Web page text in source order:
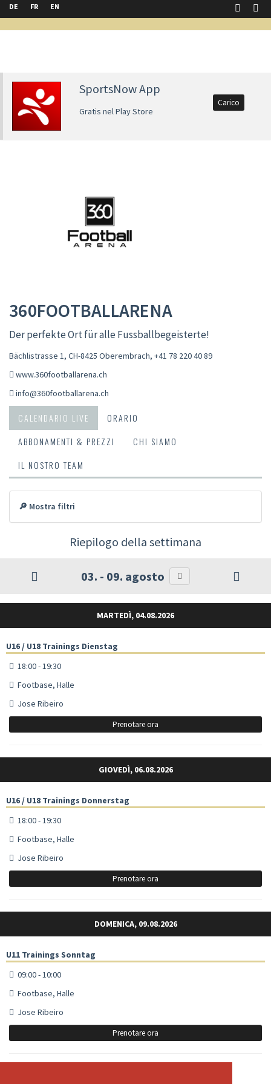
DE FR EN
SportsNow App
Gratis nel Play Store
Carico
360FOOTBALLARENA
Der perfekte Ort für alle Fussballbegeisterte!
Bächlistrasse 1, CH-8425 Oberembrach, +41 78 220 40 89
www.360footballarena.ch
info@360footballarena.ch
CALENDARIO LIVE
ORARIO
ABBONAMENTI & PREZZI
CHI SIAMO
IL NOSTRO TEAM
🔎 Mostra filtri
Riepilogo della settimana
03. - 09. agosto
MARTEDÌ, 04.08.2026
U16 / U18 Trainings Dienstag
18:00 - 19:30
Footbase, Halle
Jose Ribeiro
Prenotare ora
GIOVEDÌ, 06.08.2026
U16 / U18 Trainings Donnerstag
18:00 - 19:30
Footbase, Halle
Jose Ribeiro
Prenotare ora
DOMENICA, 09.08.2026
U11 Trainings Sonntag
09:00 - 10:00
Footbase, Halle
Jose Ribeiro
Prenotare ora